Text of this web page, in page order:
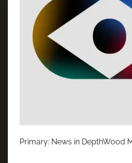
Primary: News in DepthWood